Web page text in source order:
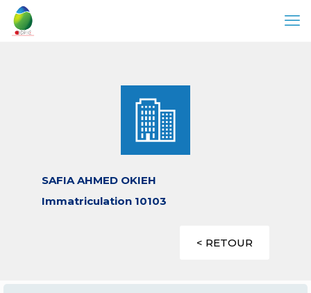
SAFIA AHMED OKIEH
Immatriculation 10103
< RETOUR